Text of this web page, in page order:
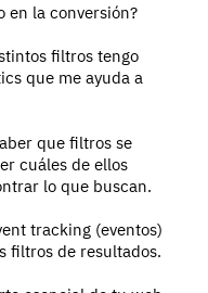
en la conversión?
filtros tengo
que me ayuda a
que filtros se
cuáles de ellos
lo que buscan.
tracking (eventos)
filtros de resultados.